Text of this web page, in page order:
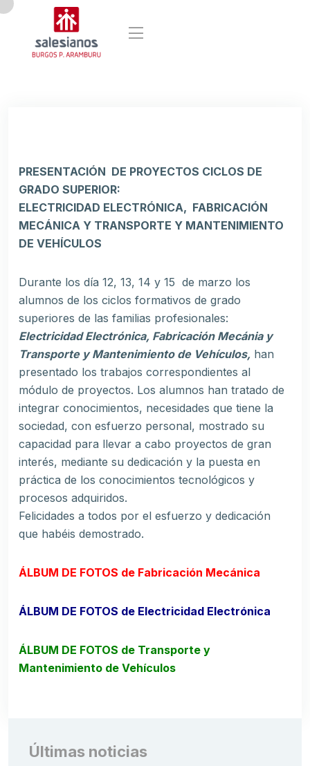
PRESENTACIÓN DE PROYECTOS CICLOS DE
GRADO SUPERIOR:
ELECTRICIDAD ELECTRÓNICA, FABRICACIÓN
MECÁNICA Y TRANSPORTE Y MANTENIMIENTO
DE VEHÍCULOS
Durante los día 12, 13, 14 y 15 de marzo los
alumnos de los ciclos formativos de grado
superiores de las familias profesionales:
Electricidad Electrónica, Fabricación Mecánia y
Transporte y Mantenimiento de Vehículos, han
presentado los trabajos correspondientes al
módulo de proyectos. Los alumnos han tratado de
integrar conocimientos, necesidades que tiene la
sociedad, con esfuerzo personal, mostrado su
capacidad para llevar a cabo proyectos de gran
interés, mediante su dedicación y la puesta en
práctica de los conocimientos tecnológicos y
procesos adquiridos.
Felicidades a todos por el esfuerzo y dedicación
que habéis demostrado.
ÁLBUM DE FOTOS de Fabricación Mecánica
ÁLBUM DE FOTOS de Electricidad Electrónica
ÁLBUM DE FOTOS de Transporte y
Mantenimiento de Vehículos
Últimas noticias